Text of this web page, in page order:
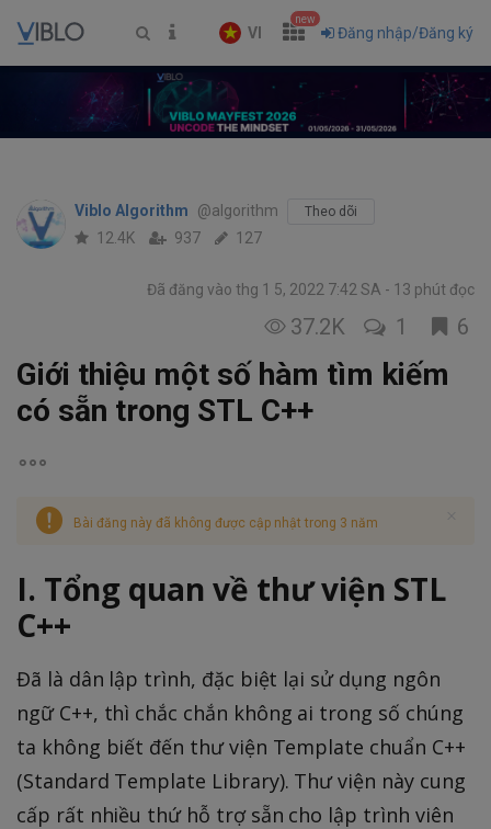
VI
new
Đăng nhập/Đăng ký
Viblo Algorithm @algorithm Theo dõi
12.4K 937 127
Đã đăng vào thg 1 5, 2022 7:42 SA 13 phút đọc
37.2K 1 6
Giới thiệu một số hàm tìm kiếm
có sẵn trong STL C++
Bài đăng này đã không được cập nhật trong 3 năm
I. Tổng quan về thư viện STL
C++
Đã là dân lập trình, đặc biệt lại sử dụng ngôn
ngữ C++, thì chắc chắn không ai trong số chúng
ta không biết đến thư viện Template chuẩn C++
(Standard Template Library). Thư viện này cung
cấp rất nhiều thứ hỗ trợ sẵn cho lập trình viên